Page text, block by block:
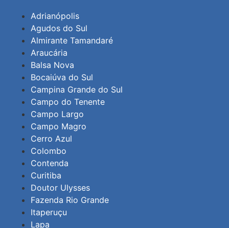
Adrianópolis
Agudos do Sul
Almirante Tamandaré
Araucária
Balsa Nova
Bocaiúva do Sul
Campina Grande do Sul
Campo do Tenente
Campo Largo
Campo Magro
Cerro Azul
Colombo
Contenda
Curitiba
Doutor Ulysses
Fazenda Rio Grande
Itaperuçu
Lapa